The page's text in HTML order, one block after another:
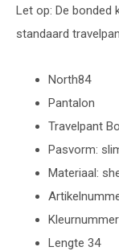
Let op: De bonded
standaard
North84
Pantalon
Travelpant
Pasvorm:
Materiaal:
Lengte 34